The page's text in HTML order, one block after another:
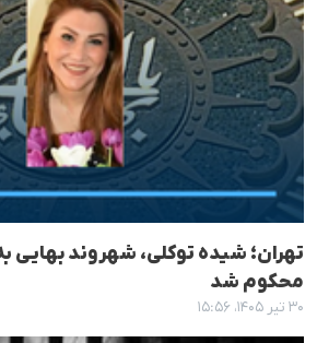
محکوم شد
۳۰ تیر ۱۴۰۵، ۱۵:۵۶